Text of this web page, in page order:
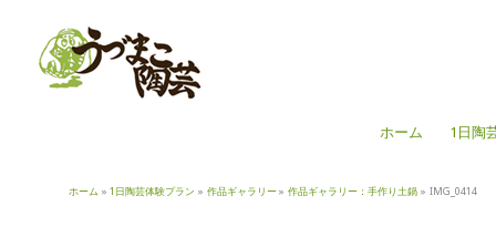
ホーム 1日陶
ホーム 1日陶芸体験プラン 作品ギャラリー 作品ギャラリー：手作り土鍋 IMG_0414